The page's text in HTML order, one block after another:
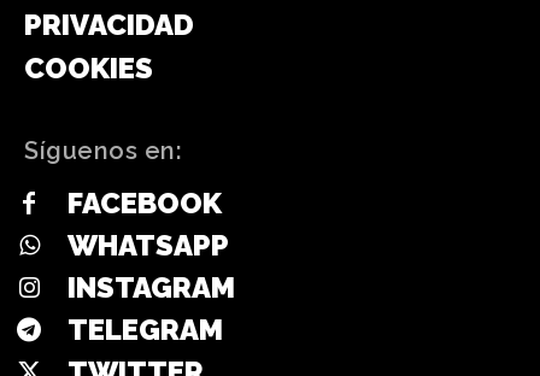
PRIVACIDAD
COOKIES
Síguenos en:
FACEBOOK
WHATSAPP
INSTAGRAM
TELEGRAM